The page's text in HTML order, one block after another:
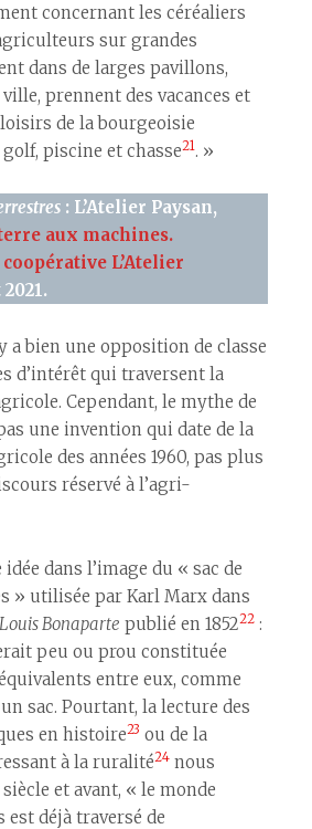
concernant les céréaliers
sur grandes
dans de larges pavillons,
prennent des vacances et
de la bourgeoisie
piscine et chasse21. »
: L’Atelier Paysan,
aux machines.
L’Atelier
a bien une opposition de classe
d’intérêt qui traversent la
Cependant, le mythe de
une invention qui date de la
des années 1960, pas plus
réservé à l’agri-
dans l’image du « sac de
» utilisée par Karl Marx dans
Bonaparte publié en 185222 :
peu ou prou constituée
entre eux, comme
sac. Pourtant, la lecture des
en histoire23 ou de la
à la ruralité24 nous
siècle et avant, « le monde
est déjà traversé de